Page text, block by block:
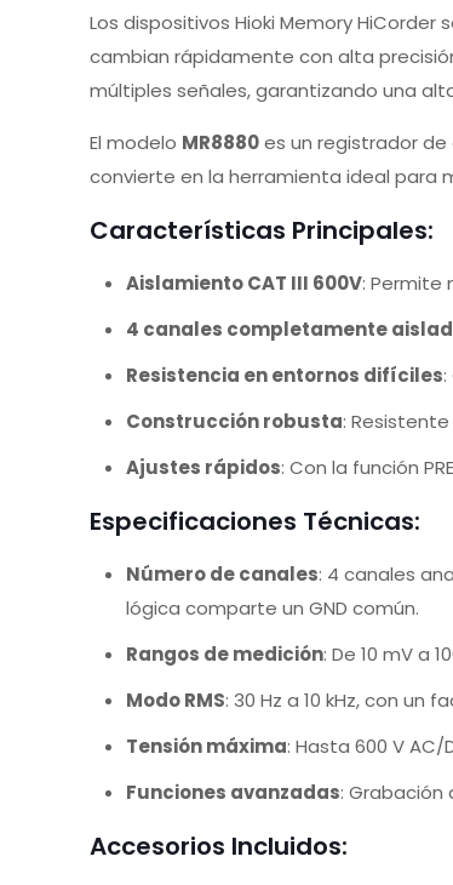
Los dispositivos Hioki Memory
cambian rápidamente con alta
múltiples señales, garantizando una
El modelo MR8880es un registrador
convierte en la herramienta ideal para
Características Principales:
Aislamiento CAT III 600V: Permite
4 canales completamente
Resistencia en entornos difíciles
Construcción robusta:
Ajustes rápidos: Con la función
Especificaciones Técnicas:
Número de canales: 4 canales
lógica comparte un GND común.
Rangos de medición: De 10 mV a
Modo RMS: 30 Hz a 10 kHz, con un
Tensión máxima: Hasta 600 V
Funciones avanzadas:
Accesorios Incluidos: